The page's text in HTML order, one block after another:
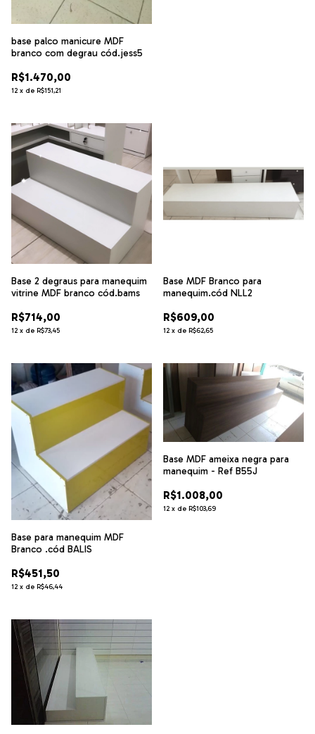
base palco manicure MDF
branco com degrau cód.jess5
R$1.470,00
12 x de R$151,21
Base 2 degraus para manequim
vitrine MDF branco cód.bams
R$714,00
12 x de R$73,45
Base MDF Branco para
manequim.cód NLL2
R$609,00
12 x de R$62,65
Base para manequim MDF
Branco .cód BALIS
R$451,50
12 x de R$46,44
Base MDF ameixa negra para
manequim - Ref B55J
R$1.008,00
12 x de R$103,69